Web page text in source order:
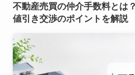
不動産売買の仲介手数料とは
値引き交渉のポイントを解説